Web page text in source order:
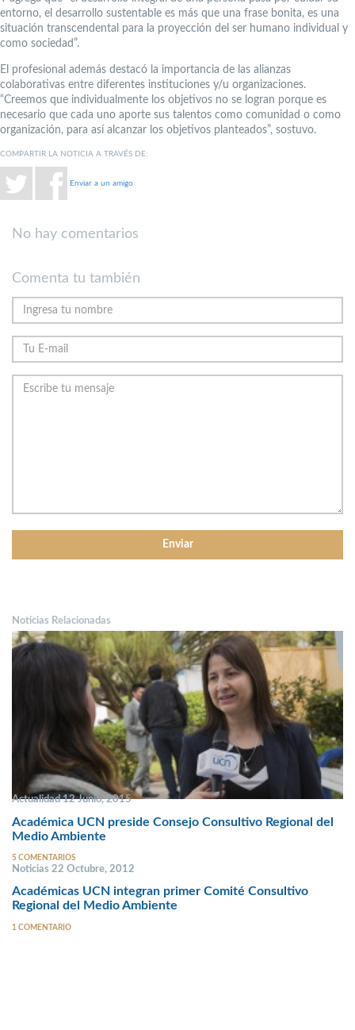
entorno, el desarrollo sustentable es más que una frase bonita, es una
situación transcendental para la proyección del ser humano individual y
como sociedad”.
El profesional además destacó la importancia de las alianzas
colaborativas entre diferentes instituciones y/u organizaciones.
“Creemos que individualmente los objetivos no se logran porque es
necesario que cada uno aporte sus talentos como comunidad o como
organización, para así alcanzar los objetivos planteados”, sostuvo.
COMPARTIR LA NOTICIA A TRAVÉS DE:
Enviar a un amigo
No hay comentarios
Comenta tu también
Noticias Relacionadas
Actualidad 12 Junio, 2015
Académica UCN preside Consejo Consultivo Regional del
Medio Ambiente
5 COMENTARIOS
Noticias 22 Octubre, 2012
Académicas UCN integran primer Comité Consultivo
Regional del Medio Ambiente
1 COMENTARIO